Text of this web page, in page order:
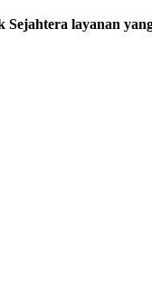
layanan